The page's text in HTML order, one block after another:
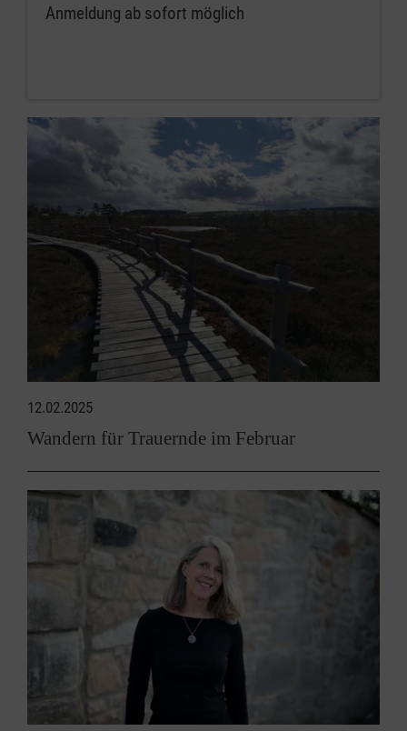
Anmeldung ab sofort möglich
12.02.2025
Wandern für Trauernde im Februar